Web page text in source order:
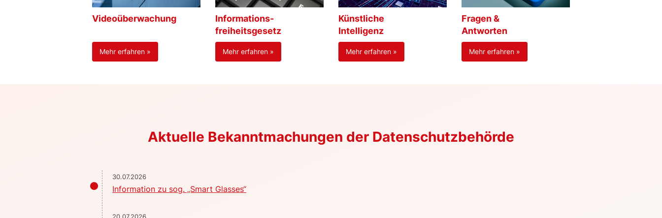
Videoüberwachung
Mehr erfahren »
Informations-
freiheitsgesetz
Mehr erfahren »
Künstliche
Intelligenz
Mehr erfahren »
Fragen &
Antworten
Mehr erfahren »
Aktuelle Bekanntmachungen der Datenschutzbehörde
30.07.2026
Information zu sog. „Smart Glasses“